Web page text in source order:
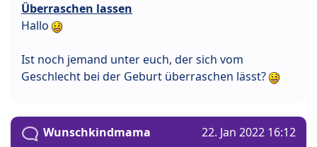
Überraschen lassen
Hallo
Ist noch jemand unter euch, der sich vom
Geschlecht bei der Geburt überraschen lässt?
Wunschkindmama 22. Jan 2022 16:12